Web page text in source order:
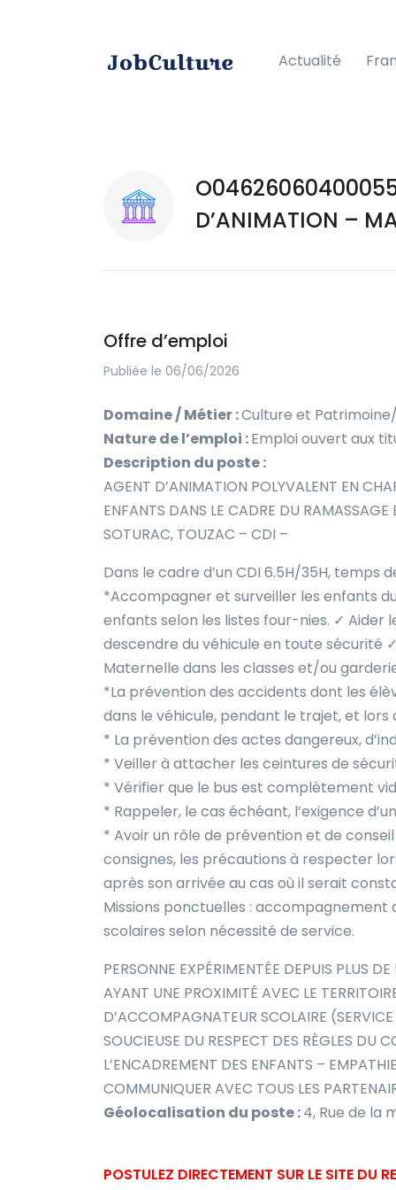
Actualité
D’ANIMATION –
Offre d’emploi
Publiée le 06/06/2026
Domaine / Métier :Culture et
Nature de l’emploi :Emploi ouvert aux
Description du poste :
AGENT D’ANIMATION POLYVALENT EN
ENFANTS DANS LE CADRE DU RAMASSAGE
SOTURAC, TOUZAC – CDI –
Dans le cadre d’un CDI 6.5H/35H, temps
*Accompagner et surveiller les enfants
enfants selon les listes four-nies. ✓
descendre du véhicule en toute sécurité
Maternelle dans les classes et/ou
*La prévention des accidents dont les
dans le véhicule, pendant le trajet, et lors
* La prévention des actes dangereux,
* Veiller à attacher les ceintures de
* Vérifier que le bus est complètement
* Rappeler, le cas échéant, l’exigence
* Avoir un rôle de prévention et de
consignes, les précautions à respecter
après son arrivée au cas où il serait
Missions ponctuelles :
scolaires selon nécessité de service.
PERSONNE EXPÉRIMENTÉE DEPUIS PLUS
AYANT UNE PROXIMITÉ AVEC LE
D’ACCOMPAGNATEUR SCOLAIRE
SOUCIEUSE DU RESPECT DES RÈGLES DU
L’ENCADREMENT DES ENFANTS –
COMMUNIQUER AVEC TOUS LES
Géolocalisation du poste :4, Rue de la
POSTULEZ DIRECTEMENT SUR LE SITE DU